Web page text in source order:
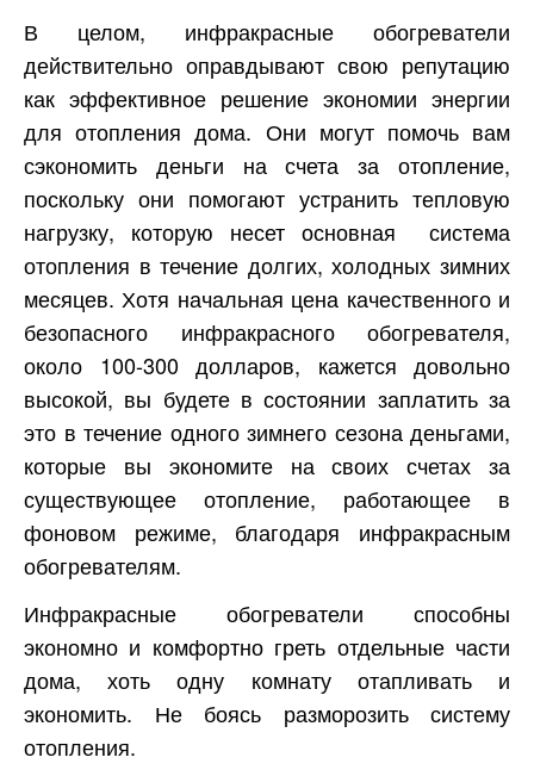
В целом, инфракрасные обогреватели
действительно оправдывают свою репутацию
как эффективное решение экономии энергии
для отопления дома. Они могут помочь вам
сэкономить деньги на счета за отопление,
поскольку они помогают устранить тепловую
нагрузку, которую несет основная система
отопления в течение долгих, холодных зимних
месяцев. Хотя начальная цена качественного и
безопасного инфракрасного обогревателя,
около 100-300 долларов, кажется довольно
высокой, вы будете в состоянии заплатить за
это в течение одного зимнего сезона деньгами,
которые вы экономите на своих счетах за
существующее отопление, работающее в
фоновом режиме, благодаря инфракрасным
обогревателям.
Инфракрасные обогреватели способны
экономно и комфортно греть отдельные части
дома, хоть одну комнату отапливать и
экономить. Не боясь разморозить систему
отопления.